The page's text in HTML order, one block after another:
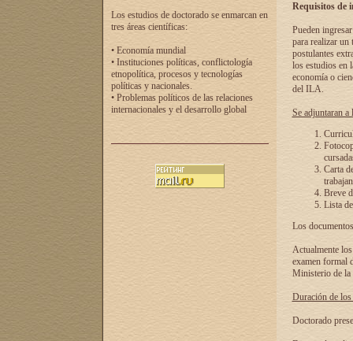
Los estudios de doctorado se enmarcan en
tres áreas científicas:
• Economía mundial
• Instituciones políticas, conflictología
etnopolítica, procesos y tecnologías
políticas y nacionales.
• Problemas políticos de las relaciones
internacionales y el desarrollo global
Requisitos de
Pueden
para realizar un
postulantes
los estudios en
economía o
del ILA.
Se adjuntaran a
Carta
Breve
Lista
Los
Actualmente
examen formal
Ministerio de la
Duración de
Doctorado